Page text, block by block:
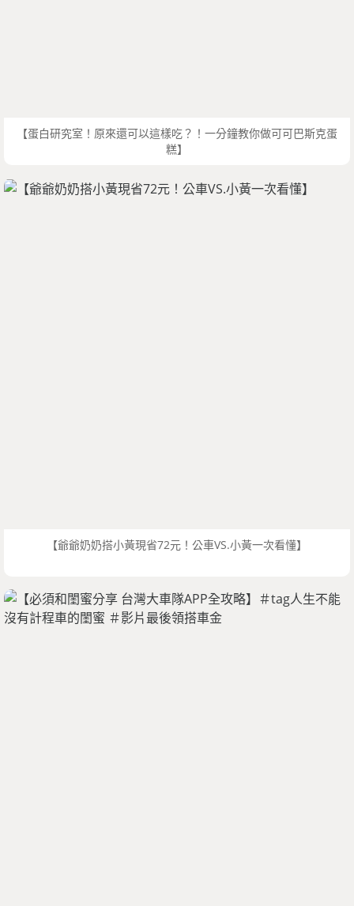
【蛋白研究室！原來還可以這樣吃？！一分鐘教你做可可巴斯克蛋
糕】
【爺爺奶奶搭小黃現省72元！公車VS.小黃一次看懂】